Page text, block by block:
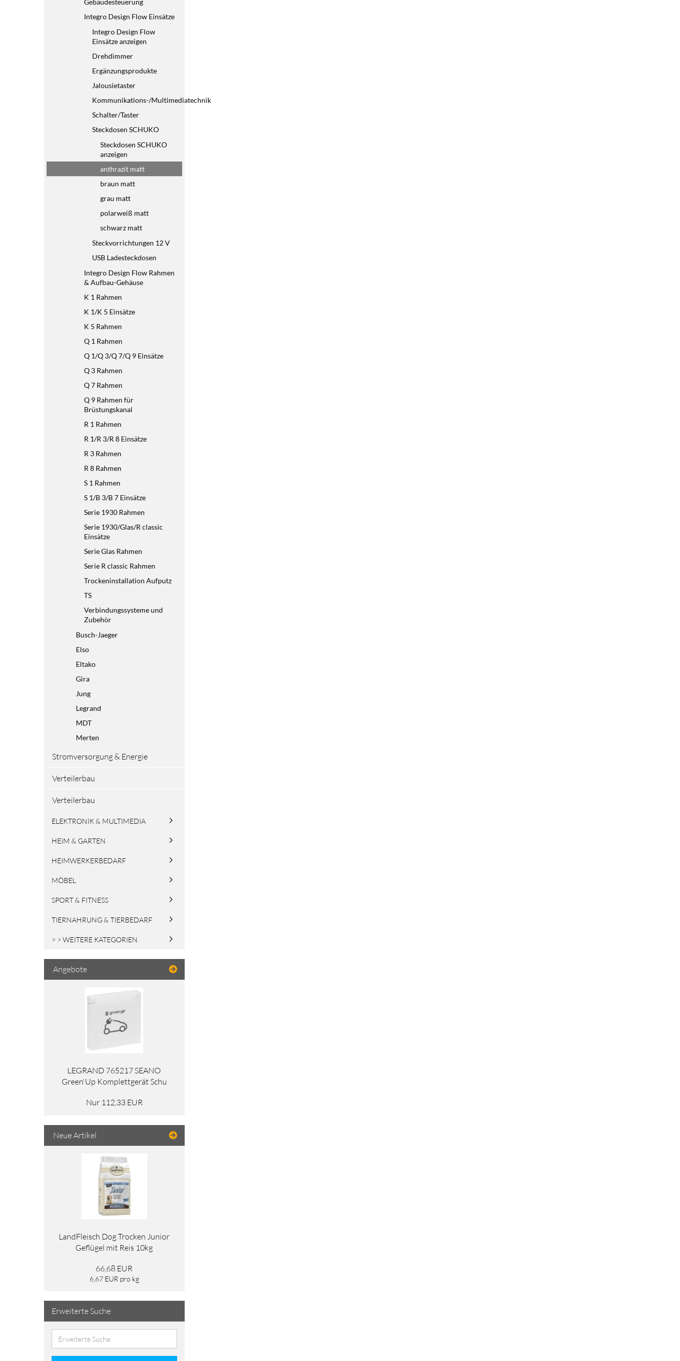
Gebäudesteuerung
Integro Design Flow Einsätze
Integro Design Flow
Einsätze anzeigen
Drehdimmer
Ergänzungsprodukte
Jalousietaster
Kommunikations-/Multimediatechnik
Schalter/Taster
Steckdosen SCHUKO
Steckdosen SCHUKO
anzeigen
anthrazit matt
braun matt
grau matt
polarweiß matt
schwarz matt
Steckvorrichtungen 12 V
USB Ladesteckdosen
Integro Design Flow Rahmen
& Aufbau-Gehäuse
K 1 Rahmen
K 1/K 5 Einsätze
K 5 Rahmen
Q 1 Rahmen
Q 1/Q 3/Q 7/Q 9 Einsätze
Q 3 Rahmen
Q 7 Rahmen
Q 9 Rahmen für
Brüstungskanal
R 1 Rahmen
R 1/R 3/R 8 Einsätze
R 3 Rahmen
R 8 Rahmen
S 1 Rahmen
S 1/B 3/B 7 Einsätze
Serie 1930 Rahmen
Serie 1930/Glas/R classic
Einsätze
Serie Glas Rahmen
Serie R classic Rahmen
Trockeninstallation Aufputz
TS
Verbindungssysteme und
Zubehör
Busch-Jaeger
Elso
Eltako
Gira
Jung
Legrand
MDT
Merten
Stromversorgung & Energie
Verteilerbau
Verteilerbau
ELEKTRONIK & MULTIMEDIA
HEIM & GARTEN
HEIMWERKERBEDARF
MÖBEL
SPORT & FITNESS
TIERNAHRUNG & TIERBEDARF
> > WEITERE KATEGORIEN
Angebote
LEGRAND 765217 SEANO
Green'Up Komplettgerät Schu
Nur 112,33 EUR
Neue Artikel
LandFleisch Dog Trocken Junior
Geflügel mit Reis 10kg
66,68 EUR
6,67 EUR pro kg
Erweiterte Suche